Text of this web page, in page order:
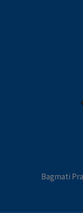
Bagmati